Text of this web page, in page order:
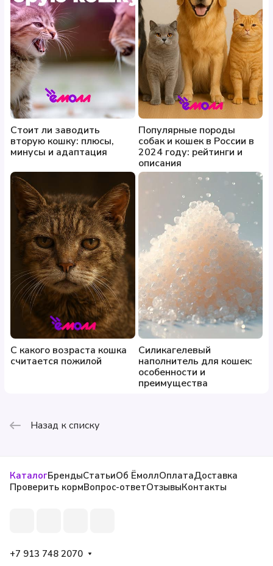
Стоит ли заводить
вторую кошку: плюсы,
минусы и адаптация
Популярные породы
собак и кошек в России в
2024 году: рейтинги и
описания
С какого возраста кошка
считается пожилой
Силикагелевый
наполнитель для кошек:
особенности и
преимущества
Назад к списку
КаталогБрендыСтатьиОб ЁмоллОплатаДоставка
Проверить кормВопрос-ответОтзывыКонтакты
+7 913 748 2070